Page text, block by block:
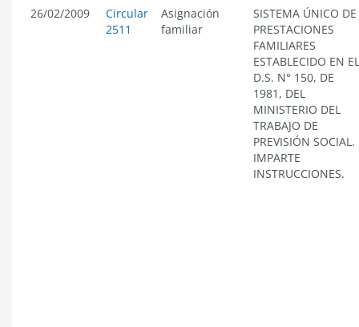
26/02/2009
Circular
2511
Asignación
familiar
SISTEMA ÚNICO DE
PRESTACIONES
FAMILIARES
ESTABLECIDO EN EL
D.S. N° 150, DE
1981, DEL
MINISTERIO DEL
TRABAJO DE
PREVISIÓN SOCIAL.
IMPARTE
INSTRUCCIONES.